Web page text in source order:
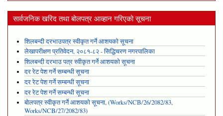
सार्वजनिक खरिद तथा बोलपत्र आव्हान गरिएको सूचना
शिलबन्दी दरभाउपत्र स्वीकृत गर्ने आशयको सूचना
लेखापरीक्षण प्रतिवेदन, २०८१-८२ - सिद्धिचरण नगरपालिका
शिलबन्दी दरभाउ पत्र स्वीकृत गर्ने आशयको सूचना
दर रेट पेश गर्ने सम्बन्धी सूचना
दर रेट पेश गर्ने सम्बन्धी सूचना
दर रेट पेश गर्ने सम्बन्धी सूचना
बोलपत्र स्वीकृत गर्ने आशयको सूचना, (Works/NCB/26/2082/83,
Works/NCB/27/2082/83)